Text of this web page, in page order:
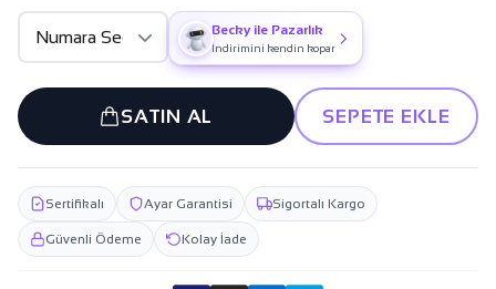
Becky ile Pazarlık
İndirimini kendin kopar
SATIN AL SEPETE EKLE
Sertifikalı Ayar Garantisi Sigortalı Kargo
Güvenli Ödeme Kolay İade